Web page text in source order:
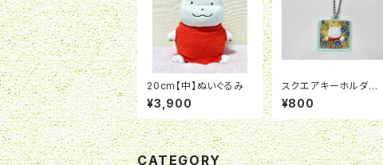
20cm【中】ぬいぐるみ
¥3,900
スクエアキーホルダ
ー 朝顔
¥800
CATEGORY